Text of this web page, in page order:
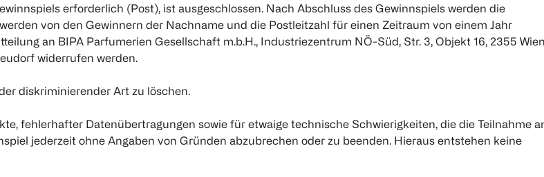
erforderlich (Post), ist ausgeschlossen. Nach Abschluss des Gewinnspiels werden die
von den Gewinnern der Nachname und die Postleitzahl für einen Zeitraum von einem Jahr
an BIPA Parfumerien Gesellschaft m.b.H., Industriezentrum NÖ-Süd, Str. 3, Objekt 16, 2355
widerrufen werden.
diskriminierender Art zu löschen.
Datenübertragungen sowie für etwaige technische Schwierigkeiten, die die Teilnahme
jederzeit ohne Angaben von Gründen abzubrechen oder zu beenden. Hieraus entstehen keine